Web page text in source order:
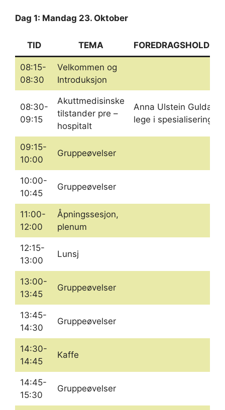
Dag 1: Mandag 23. Oktober
TID TEMA FOREDRAGSHOLDER
08:15-
08:30
Velkommen og
Introduksjon
08:30-
09:15
Akuttmedisinske
tilstander pre –
hospitalt
Anna Ulstein Guldal,
lege i spesialisering
09:15-
10:00
Gruppeøvelser
10:00-
10:45
Gruppeøvelser
11:00-
12:00
Åpningssesjon,
plenum
12:15-
13:00
Lunsj
13:00-
13:45
Gruppeøvelser
13:45-
14:30
Gruppeøvelser
14:30-
14:45
Kaffe
14:45-
15:30
Gruppeøvelser